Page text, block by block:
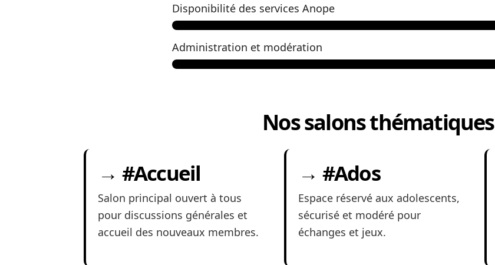
Disponibilité des services Anope
Administration et modération
Nos salons thématiques
→ #Accueil
Salon principal ouvert à tous
pour discussions générales et
accueil des nouveaux membres.
→ #Ados
Espace réservé aux adolescents,
sécurisé et modéré pour
échanges et jeux.